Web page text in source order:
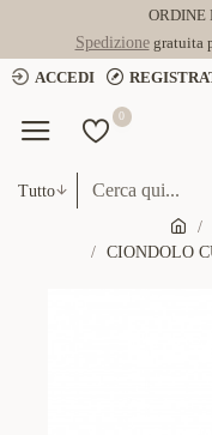
ORDINE
Spedizionegratuita
ACCEDI
0
Tutto
CIONDOLO